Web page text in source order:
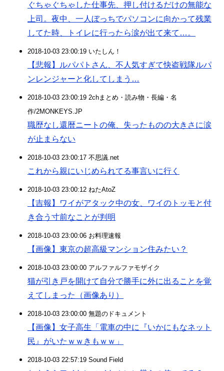
ぐちゃぐちゃした仕事先、押し付けるだけの無能な
上司。夜中、一人ぼっちでパソコンに向かって残業
してた時、トイレに行ったら涙が出て来て…。
2018-10-03 23:00:19 いたしん！
【悲報】ルパパトさん、不人気すぎて快盗戦隊ルパ
ンレンジャーと化してしまう…
2018-10-03 23:00:19 2chまとめ・読み物・長編・名
作/2MONKEYS.JP
職歴なし還暦ニートの俺、失ったものの大きさに涙
が止まらない
2018-10-03 23:00:17 不思議.net
これから親にいじめられてる事言いに行く
2018-10-03 23:00:12 ねたAtoZ
【吉報】ワイがアタック中の女、ワイのトッモと付
き合う寸前なことが判明
2018-10-03 23:00:06 お料理速報
【画像】東京の超高級マンション住みたい？
2018-10-03 23:00:00 アルファルファモザイク
猫が引き戸を開けて自分で勝手に外に出ることを覚
えてしまった（画像あり）
2018-10-03 23:00:00 無題のドキュメント
【画像】女子高生「電車の中に『いかにもなネット
民』がいたｗｗきもｗｗ」
2018-10-03 22:57:19 Sound Field